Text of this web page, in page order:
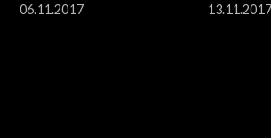
06.11.2017
13.11.2017